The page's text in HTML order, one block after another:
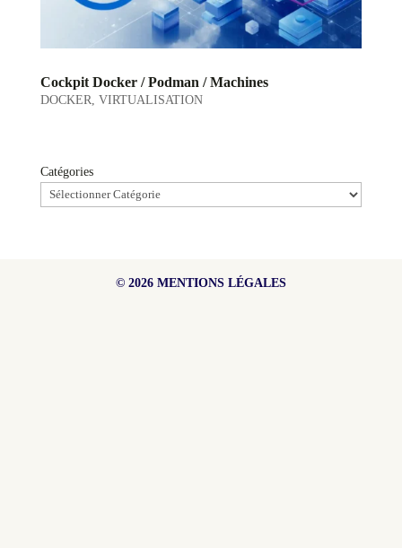
Cockpit Docker / Podman / Machines
DOCKER VIRTUALISATION
Catégories
© 2026 MENTIONS LÉGALES